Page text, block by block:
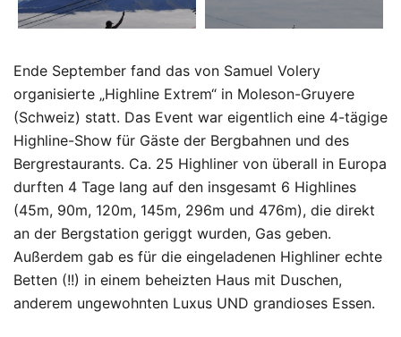
Ende September fand das von Samuel Volery
organisierte „Highline Extrem“ in Moleson-Gruyere
(Schweiz) statt. Das Event war eigentlich eine 4-tägige
Highline-Show für Gäste der Bergbahnen und des
Bergrestaurants. Ca. 25 Highliner von überall in Europa
durften 4 Tage lang auf den insgesamt 6 Highlines
(45m, 90m, 120m, 145m, 296m und 476m), die direkt
an der Bergstation geriggt wurden, Gas geben.
Außerdem gab es für die eingeladenen Highliner echte
Betten (!!) in einem beheizten Haus mit Duschen,
anderem ungewohnten Luxus UND grandioses Essen.